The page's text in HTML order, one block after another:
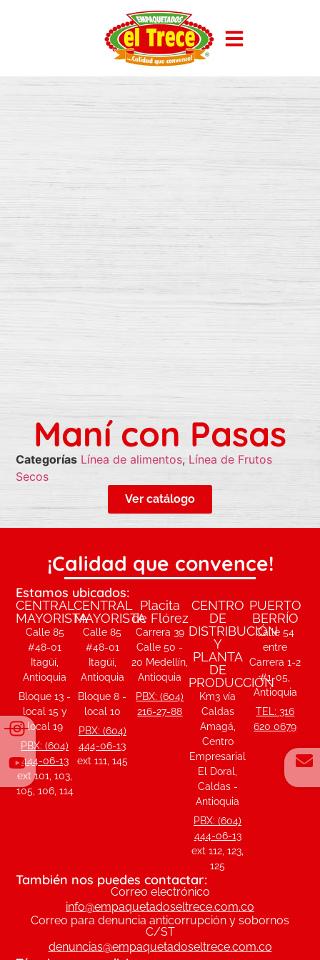
Maní con Pasas
Categorías Línea de alimentos, Línea de Frutos
Secos
Ver catálogo
¡Calidad que convence!
Estamos ubicados:
CENTRAL
MAYORISTA
Calle 85
#48-01
Itagüí,
Antioquia
Bloque 13 -
local 15 y
local 19
PBX: (604)
444-06-13
ext 101, 103,
105, 106, 114
CENTRAL
MAYORISTA
Calle 85
#48-01
Itagüí,
Antioquia
Bloque 8 -
local 10
PBX: (604)
444-06-13
ext 111, 145
Placita
de Flórez
Carrera 39
Calle 50 -
20 Medellín,
Antioquia
PBX: (604)
216-27-88
CENTRO
DE
DISTRIBUCIÓN
Y
PLANTA
DE
PRODUCCIÓN
Km3 vía
Caldas
Amagá,
Centro
Empresarial
El Doral,
Caldas -
Antioquia
PBX: (604)
444-06-13
ext 112, 123,
125
PUERTO
BERRÍO
Calle 54
entre
Carrera 1-2
#1-05,
Antioquia
TEL: 316
620 0679
También nos puedes contactar:
Correo electrónico
info@empaquetadoseltrece.com.co
Correo para denuncia anticorrupción y sobornos
C/ST
denuncias@empaquetadoseltrece.com.co